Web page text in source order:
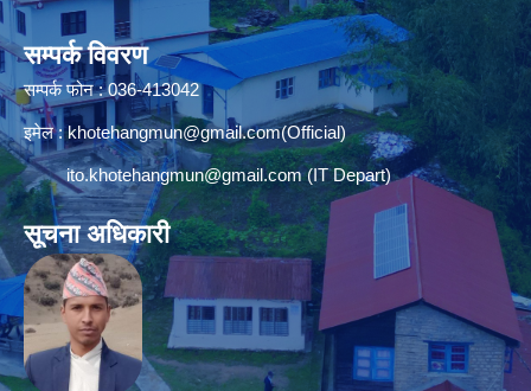
सम्पर्क विवरण
सम्पर्क फोन : 036-413042
इमेल :khotehangmun@gmail.com(Official)
ito.khotehangmun@gmail.com(IT Depart)
सूचना अधिकारी